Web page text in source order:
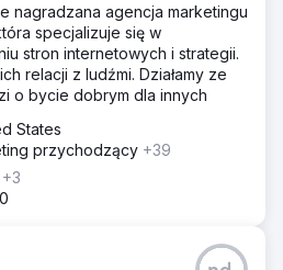
nagradzana agencja marketingu
specjalizuje się w
stron internetowych i strategii.
relacji z ludźmi. Działamy ze
o bycie dobrym dla innych
States
przychodzący +39
+3